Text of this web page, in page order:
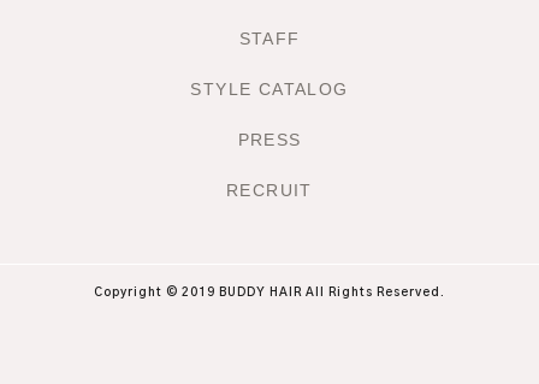
STAFF
STYLE CATALOG
PRESS
RECRUIT
Copyright © 2019 BUDDY HAIR All Rights Reserved.